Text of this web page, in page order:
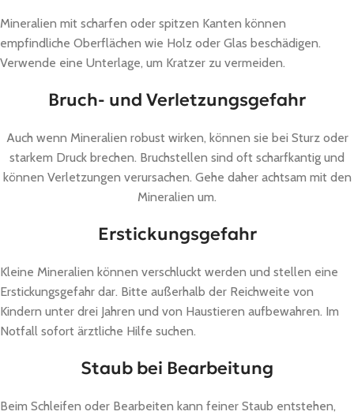
Mineralien mit scharfen oder spitzen Kanten können
empfindliche Oberflächen wie Holz oder Glas beschädigen.
Verwende eine Unterlage, um Kratzer zu vermeiden.
Bruch- und Verletzungsgefahr
Auch wenn Mineralien robust wirken, können sie bei Sturz oder
starkem Druck brechen. Bruchstellen sind oft scharfkantig und
können Verletzungen verursachen. Gehe daher achtsam mit den
Mineralien um.
Erstickungsgefahr
Kleine Mineralien können verschluckt werden und stellen eine
Erstickungsgefahr dar. Bitte außerhalb der Reichweite von
Kindern unter drei Jahren und von Haustieren aufbewahren. Im
Notfall sofort ärztliche Hilfe suchen.
Staub bei Bearbeitung
Beim Schleifen oder Bearbeiten kann feiner Staub entstehen,